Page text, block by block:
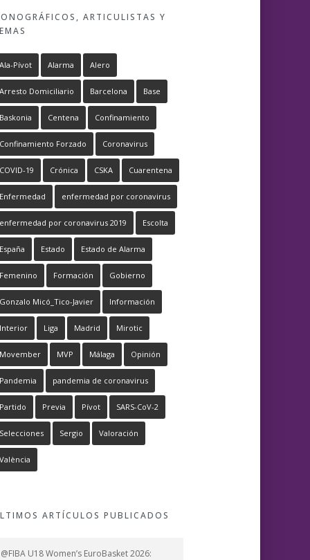
ARTICULISTAS Y
Ala-Pívot Alarma Alero
Arresto Domiciliario Barcelona Base
Baskonia Centena Confinamiento
Confinamiento Forzado Coronavirus
COVID-19 Crónica CSKA Cuarentena
Enfermedad enfermedad por coronavirus
enfermedad por coronavirus 2019 Escolta
España Estado Estado de Alarma
Femenino Formación Gobierno
Gonzalo Micó_Tico-Javier Información
Interior Liga Madrid Mirotic
Movember MVP Málaga Opinión
Pandemia pandemia de coronavirus
Partido Previa Pívot SARS-CoV-2
Selecciones Sergio Valoración
València
ARTÍCULOS PUBLICADOS
@FIBA U18 Women’s EuroBasket 2026: